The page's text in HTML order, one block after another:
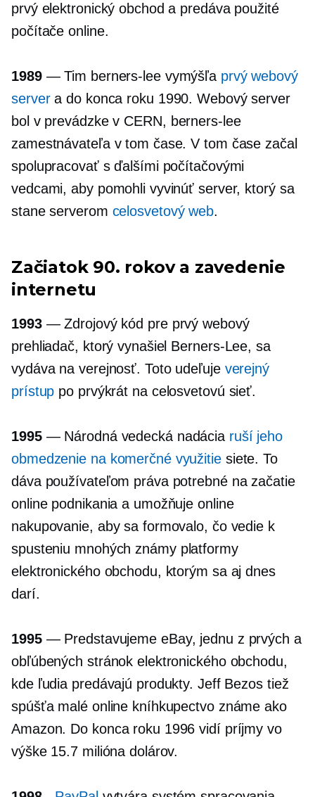
prvý elektronický obchod a predáva použité
počítače online.
1989— Tim berners-leevymýšľa prvý webový
servera do konca roku 1990. Webový server
bol v prevádzke v CERN, berners-lee
zamestnávateľa v tom čase. V tom čase začal
spolupracovať s ďalšími počítačovými
vedcami, aby pomohli vyvinúť server, ktorý sa
stane serverom celosvetový web.
Začiatok 90. ​​rokov a zavedenie
internetu
1993— Zdrojový kód pre prvý webový
prehliadač, ktorý vynašiel Berners-Lee, sa
vydáva na verejnosť. Toto udeľuje verejný
prístup po prvýkrát na celosvetovú sieť.
1995— Národná vedecká nadácia ruší jeho
obmedzenie na komerčné využitiesiete. To
dáva používateľom práva potrebné na začatie
online podnikania a umožňuje online
nakupovanie, aby sa formovalo, čo vedie k
spusteniu mnohých známyplatformy
elektronického obchodu, ktorým sa aj dnes
darí.
1995— Predstavujeme eBay, jednu z prvých a
obľúbených stránok elektronického obchodu,
kde ľudia predávajú produkty. Jeff Bezos tiež
spúšťa malé online kníhkupectvo známe ako
Amazon. Do konca roku 1996 vidí príjmy vo
výške 15.7 milióna dolárov.